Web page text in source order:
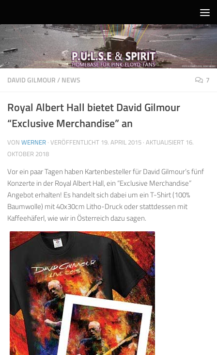
DAVID GILMOUR/NEWS 7
Royal Albert Hall bietet David Gilmour
“Exclusive Merchandise” an
VON WERNER · VERÖFFENTLICHT 19. APRIL 2015 · AKTUALISIERT 16.
OKTOBER 2018
Vor ein paar Tagen haben Kartenbesteller für David Gilmour’s fünf
Konzerte in der Royal Albert Hall, ein “Exclusive Merchandise”
Angebot erhalten! Es handelt sich dabei um ein T-Shirt (100%
Baumwolle) mit 40x30cm Litho-Druck oder stattdessen mit
Kaffeehäferl, wie wir in Österreich dazu sagen.